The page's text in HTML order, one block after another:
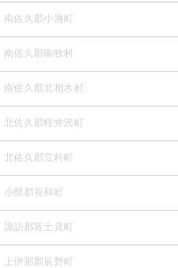
南佐久郡小海町
南佐久郡南牧村
南佐久郡北相木村
北佐久郡軽井沢町
北佐久郡立科町
小県郡長和町
諏訪郡富士見町
上伊那郡辰野町